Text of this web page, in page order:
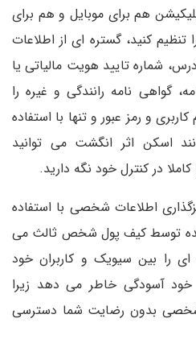
هم برای موبایل و هم برای
کنید، گستره ای از اطلاعات
شماره تایید هویت مالیاتی یا
گواهی نامه رانندگی و غیره را
و رمز عبور و تنها با استفاده
اسکن اثر انگشت می توانید
در کنترل خود نگه دارید.
اطلاعات شخصی با استفاده
توسط کیف پول شخص ثالث می
ای را بین سیویک و کاربران خود
خود آسودگی خاطر می دهد زیرا
بدون رضایت شما دسترسی